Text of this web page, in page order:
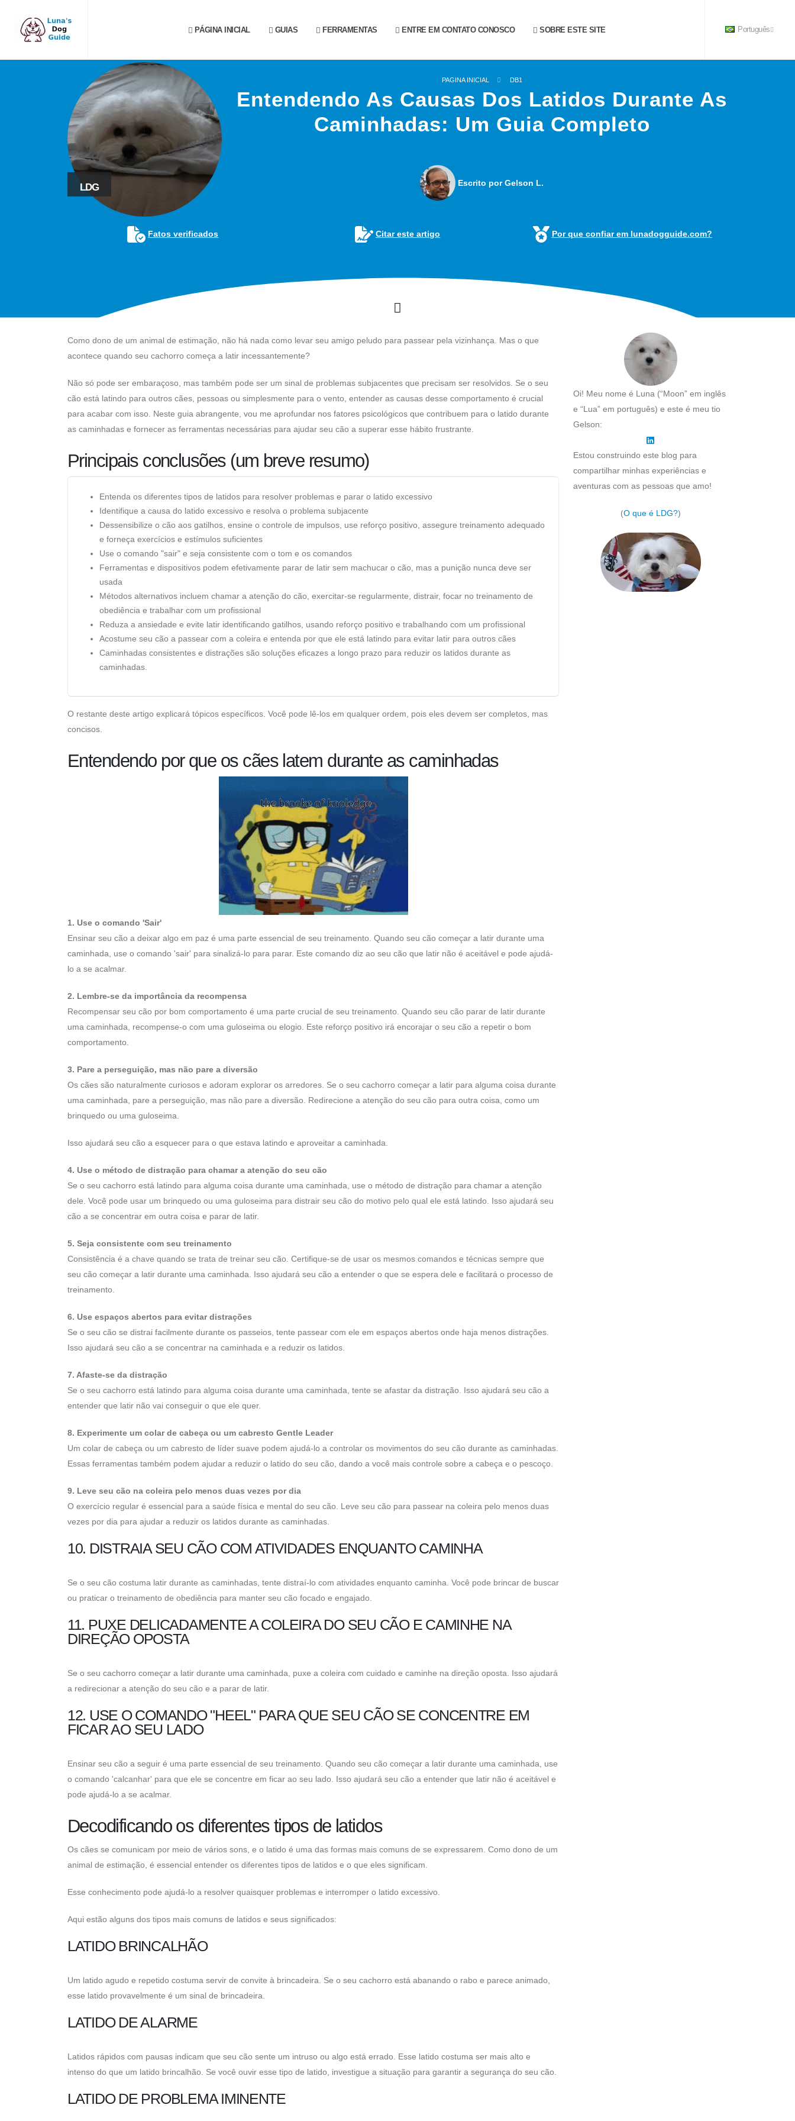
PÁGINA INICIAL GUIAS FERRAMENTAS ENTRE EM CONTATO CONOSCO SOBRE ESTE SITE Português
LDG
PAGINA INICIAL DB1
Entendendo As Causas Dos Latidos Durante As
Caminhadas: Um Guia Completo
Escrito por Gelson L.
Fatos verificados Citar este artigo Por que confiar em lunadogguide.com?
Como dono de um animal de estimação, não há nada como levar seu amigo peludo para passear pela vizinhança. Mas o que
acontece quando seu cachorro começa a latir incessantemente?
Não só pode ser embaraçoso, mas também pode ser um sinal de problemas subjacentes que precisam ser resolvidos. Se o seu
cão está latindo para outros cães, pessoas ou simplesmente para o vento, entender as causas desse comportamento é crucial
para acabar com isso. Neste guia abrangente, vou me aprofundar nos fatores psicológicos que contribuem para o latido durante
as caminhadas e fornecer as ferramentas necessárias para ajudar seu cão a superar esse hábito frustrante.
Principais conclusões (um breve resumo)
Entenda os diferentes tipos de latidos para resolver problemas e parar o latido excessivo
Identifique a causa do latido excessivo e resolva o problema subjacente
Dessensibilize o cão aos gatilhos, ensine o controle de impulsos, use reforço positivo, assegure treinamento adequado
e forneça exercícios e estímulos suficientes
Use o comando "sair" e seja consistente com o tom e os comandos
Ferramentas e dispositivos podem efetivamente parar de latir sem machucar o cão, mas a punição nunca deve ser
usada
Métodos alternativos incluem chamar a atenção do cão, exercitar-se regularmente, distrair, focar no treinamento de
obediência e trabalhar com um profissional
Reduza a ansiedade e evite latir identificando gatilhos, usando reforço positivo e trabalhando com um profissional
Acostume seu cão a passear com a coleira e entenda por que ele está latindo para evitar latir para outros cães
Caminhadas consistentes e distrações são soluções eficazes a longo prazo para reduzir os latidos durante as
caminhadas.
O restante deste artigo explicará tópicos específicos. Você pode lê-los em qualquer ordem, pois eles devem ser completos, mas
concisos.
Entendendo por que os cães latem durante as caminhadas
1. Use o comando 'Sair'
Ensinar seu cão a deixar algo em paz é uma parte essencial de seu treinamento. Quando seu cão começar a latir durante uma
caminhada, use o comando 'sair' para sinalizá-lo para parar. Este comando diz ao seu cão que latir não é aceitável e pode ajudá-
lo a se acalmar.
2. Lembre-se da importância da recompensa
Recompensar seu cão por bom comportamento é uma parte crucial de seu treinamento. Quando seu cão parar de latir durante
uma caminhada, recompense-o com uma guloseima ou elogio. Este reforço positivo irá encorajar o seu cão a repetir o bom
comportamento.
3. Pare a perseguição, mas não pare a diversão
Os cães são naturalmente curiosos e adoram explorar os arredores. Se o seu cachorro começar a latir para alguma coisa durante
uma caminhada, pare a perseguição, mas não pare a diversão. Redirecione a atenção do seu cão para outra coisa, como um
brinquedo ou uma guloseima.
Isso ajudará seu cão a esquecer para o que estava latindo e aproveitar a caminhada.
4. Use o método de distração para chamar a atenção do seu cão
Se o seu cachorro está latindo para alguma coisa durante uma caminhada, use o método de distração para chamar a atenção
dele. Você pode usar um brinquedo ou uma guloseima para distrair seu cão do motivo pelo qual ele está latindo. Isso ajudará seu
cão a se concentrar em outra coisa e parar de latir.
5. Seja consistente com seu treinamento
Consistência é a chave quando se trata de treinar seu cão. Certifique-se de usar os mesmos comandos e técnicas sempre que
seu cão começar a latir durante uma caminhada. Isso ajudará seu cão a entender o que se espera dele e facilitará o processo de
treinamento.
6. Use espaços abertos para evitar distrações
Se o seu cão se distrai facilmente durante os passeios, tente passear com ele em espaços abertos onde haja menos distrações.
Isso ajudará seu cão a se concentrar na caminhada e a reduzir os latidos.
7. Afaste-se da distração
Se o seu cachorro está latindo para alguma coisa durante uma caminhada, tente se afastar da distração. Isso ajudará seu cão a
entender que latir não vai conseguir o que ele quer.
8. Experimente um colar de cabeça ou um cabresto Gentle Leader
Um colar de cabeça ou um cabresto de líder suave podem ajudá-lo a controlar os movimentos do seu cão durante as caminhadas.
Essas ferramentas também podem ajudar a reduzir o latido do seu cão, dando a você mais controle sobre a cabeça e o pescoço.
9. Leve seu cão na coleira pelo menos duas vezes por dia
O exercício regular é essencial para a saúde física e mental do seu cão. Leve seu cão para passear na coleira pelo menos duas
vezes por dia para ajudar a reduzir os latidos durante as caminhadas.
10. DISTRAIA SEU CÃO COM ATIVIDADES ENQUANTO CAMINHA
Se o seu cão costuma latir durante as caminhadas, tente distraí-lo com atividades enquanto caminha. Você pode brincar de buscar
ou praticar o treinamento de obediência para manter seu cão focado e engajado.
11. PUXE DELICADAMENTE A COLEIRA DO SEU CÃO E CAMINHE NA
DIREÇÃO OPOSTA
Se o seu cachorro começar a latir durante uma caminhada, puxe a coleira com cuidado e caminhe na direção oposta. Isso ajudará
a redirecionar a atenção do seu cão e a parar de latir.
12. USE O COMANDO "HEEL" PARA QUE SEU CÃO SE CONCENTRE EM
FICAR AO SEU LADO
Ensinar seu cão a seguir é uma parte essencial de seu treinamento. Quando seu cão começar a latir durante uma caminhada, use
o comando 'calcanhar' para que ele se concentre em ficar ao seu lado. Isso ajudará seu cão a entender que latir não é aceitável e
pode ajudá-lo a se acalmar.
Decodificando os diferentes tipos de latidos
Os cães se comunicam por meio de vários sons, e o latido é uma das formas mais comuns de se expressarem. Como dono de um
animal de estimação, é essencial entender os diferentes tipos de latidos e o que eles significam.
Esse conhecimento pode ajudá-lo a resolver quaisquer problemas e interromper o latido excessivo.
Aqui estão alguns dos tipos mais comuns de latidos e seus significados:
LATIDO BRINCALHÃO
Um latido agudo e repetido costuma servir de convite à brincadeira. Se o seu cachorro está abanando o rabo e parece animado,
esse latido provavelmente é um sinal de brincadeira.
LATIDO DE ALARME
Latidos rápidos com pausas indicam que seu cão sente um intruso ou algo está errado. Esse latido costuma ser mais alto e
intenso do que um latido brincalhão. Se você ouvir esse tipo de latido, investigue a situação para garantir a segurança do seu cão.
LATIDO DE PROBLEMA IMINENTE
Oi! Meu nome é Luna (“Moon” em inglês
e “Lua” em português) e este é meu tio
Gelson:
Estou construindo este blog para
compartilhar minhas experiências e
aventuras com as pessoas que amo!
(O que é LDG?)